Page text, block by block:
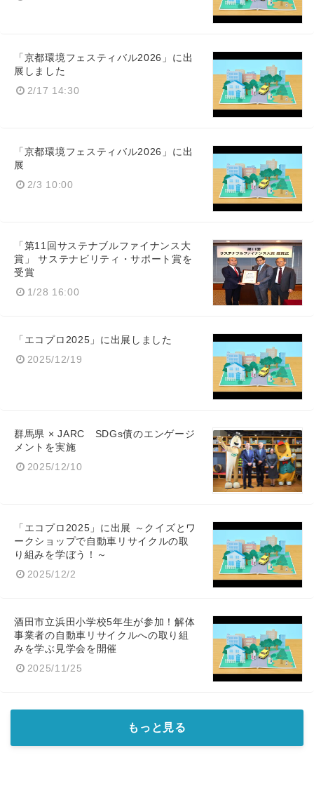
「京都環境フェスティバル2026」に出
展しました
2/17 14:30
「京都環境フェスティバル2026」に出
展
2/3 10:00
「第11回サステナブルファイナンス大
賞」 サステナビリティ・サポート賞を
受賞
1/28 16:00
「エコプロ2025」に出展しました
2025/12/19
群馬県 × JARC SDGs債のエンゲージ
メントを実施
2025/12/10
「エコプロ2025」に出展 ～クイズとワ
ークショップで自動車リサイクルの取
り組みを学ぼう！～
2025/12/2
酒田市立浜田小学校5年生が参加！解体
事業者の自動車リサイクルへの取り組
みを学ぶ見学会を開催
2025/11/25
もっと見る
English